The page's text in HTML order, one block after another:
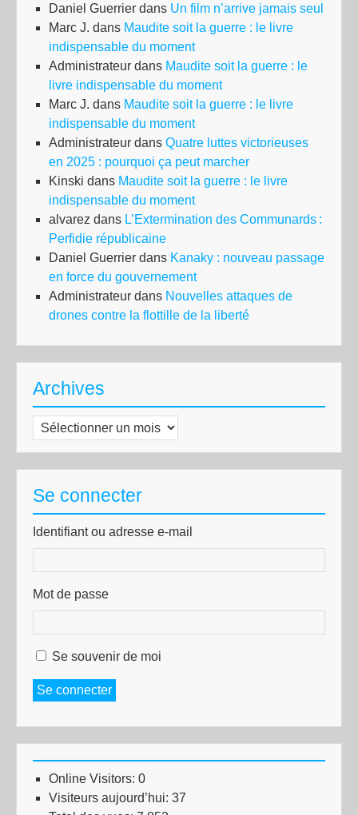
Daniel Guerrier dans Un film n’arrive jamais seul
Marc J. dans Maudite soit la guerre : le livre
indispensable du moment
Administrateur dans Maudite soit la guerre : le
livre indispensable du moment
Marc J. dans Maudite soit la guerre : le livre
indispensable du moment
Administrateur dans Quatre luttes victorieuses
en 2025 : pourquoi ça peut marcher
Kinski dans Maudite soit la guerre : le livre
indispensable du moment
alvarez dans L’Extermination des Communards :
Perfidie républicaine
Daniel Guerrier dans Kanaky : nouveau passage
en force du gouvernement
Administrateur dans Nouvelles attaques de
drones contre la flottille de la liberté
Archives
Archives
Se connecter
Identifiant ou adresse e-mail
Mot de passe
Se souvenir de moi
Se connecter
Online Visitors: 0
Visiteurs aujourd’hui: 37